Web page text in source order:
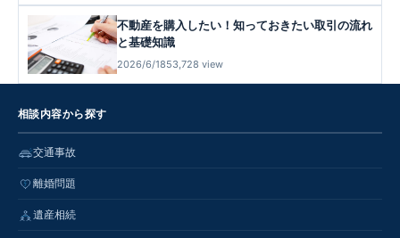
不動産を購入したい！知っておきたい取引の流れ
と基礎知識
2026/6/1853,728 view
相談内容から探す
交通事故
離婚問題
遺産相続